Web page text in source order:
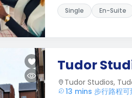
Single En-Suite
Tudor
Tudor Studios,
13 mins 步行路程